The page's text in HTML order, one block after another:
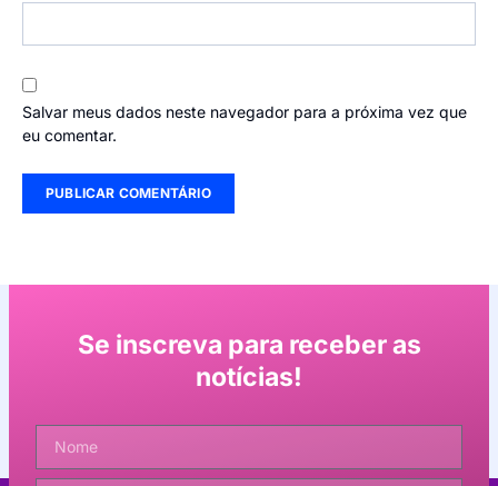
Salvar meus dados neste navegador para a próxima vez que
eu comentar.
Se inscreva para receber as
notícias!